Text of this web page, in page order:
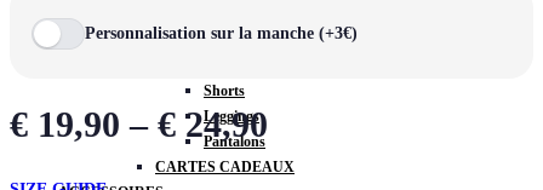
BAS
Shorts
Leggings
Pantalons
CARTES CADEAUX
Personnalisation sur la manche (+3€)
€ 19,90 – € 24,90